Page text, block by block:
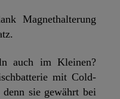
Magnethalterung
auch im Kleinen?
mit Cold-
sie gewährt bei